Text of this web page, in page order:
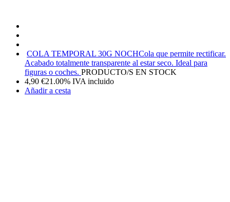
COLA TEMPORAL 30G NOCHCola que permite rectificar.
Acabado totalmente transparente al estar seco. Ideal para
figuras o coches. PRODUCTO/S EN STOCK
4,90 €21.00% IVA incluido
Añadir a cesta